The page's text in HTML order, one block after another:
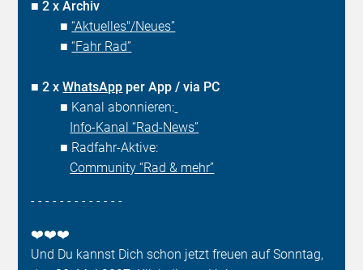
■2 x Archiv
■“Aktuelles"/Neues”
■“Fahr Rad”
■2 xWhatsApp per App / via PC
■ Kanal abonnieren:
Info-Kanal “Rad-News”
■ Radfahr-Aktive:
Community “Rad & mehr”
- - - - - - - - - - - - -
❤️❤️❤️
Und Du kannst Dich schon jetzt freuen auf Sonntag,